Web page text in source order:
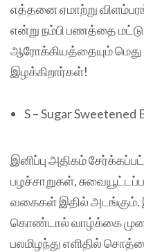
எத்தனை ஏமாற்று
என்று நம்பி பணத்தை
ஆரோக்கியத்தையும்
இழக்கிறார்கள்!
S – Sugar Sweetened
இனிப்பு அதிகம்
பழச்சாறுகள்,
வகைகள் இதில் அடங்கும்.
கொண்டால் வாழ்க்கை
பலமிழந்து எளிதில்